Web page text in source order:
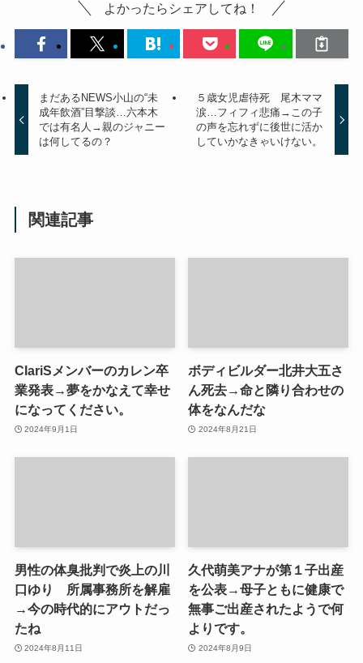
よかったらシェアしてね！
まだあるNEWS小山の“未
成年飲酒”目撃談…六本木
では有名人→親のジャニー
は何してるの？
５歳女児虐待死 尾木ママ
涙…フィフィ悲痛→この子
の声を忘れずに後世に活か
していかなきゃいけない。
関連記事
ClariSメンバーのカレン卒
業発表→夢をかなえて幸せ
になってください。
2024年9月1日
ボディビルダー北井大五さ
ん死去→命と隣り合わせの
体をなんだな
2024年8月21日
男性の体臭批判で炎上の川
口ゆり 所属事務所を解雇
→今の時代的にアウトだっ
たね
2024年8月11日
久代萌美アナが第１子出産
を公表→母子ともに健康で
無事ご出産されたようで何
よりです。
2024年8月9日